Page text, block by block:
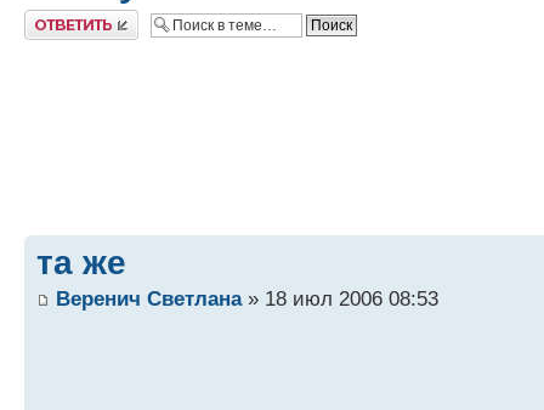
Ответить
та же
Веренич Светлана» 18 июл 2006 08:53